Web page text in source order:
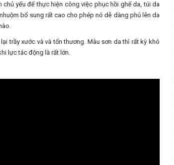
chủ yếu để thực hiện công việc phục hồi ghế da, túi da
bổ sung rất cao cho phép nó dễ dàng phủ lên da
trầy xước và và tổn thương. Màu sơn da thì rất kỳ khó
lực tác động là rất lớn.